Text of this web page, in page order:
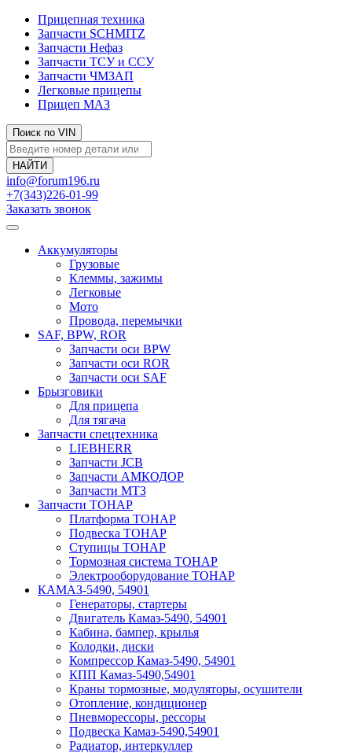
Прицепная техника
Запчасти SCHMITZ
Запчасти Нефаз
Запчасти ТСУ и ССУ
Запчасти ЧМЗАП
Легковые прицепы
Прицеп МАЗ
Поиск по VIN
info@forum196.ru
+7(343)226-01-99
Заказать звонок
Аккумуляторы
Грузовые
Клеммы, зажимы
Легковые
Мото
Провода, перемычки
SAF, BPW, ROR
Запчасти оси BPW
Запчасти оси ROR
Запчасти оси SAF
Брызговики
Для прицепа
Для тягача
Запчасти спецтехника
LIEBHERR
Запчасти JCB
Запчасти АМКОДОР
Запчасти МТЗ
Запчасти ТОНАР
Платформа ТОНАР
Подвеска ТОНАР
Ступицы ТОНАР
Тормозная система ТОНАР
Электрооборудование ТОНАР
КАМАЗ-5490, 54901
Генераторы, стартеры
Двигатель Камаз-5490, 54901
Кабина, бампер, крылья
Колодки, диски
Компрессор Камаз-5490, 54901
КПП Камаз-5490,54901
Краны тормозные, модуляторы, осушители
Отопление, кондиционер
Пневморессоры, рессоры
Подвеска Камаз-5490,54901
Радиатор, интеркуллер